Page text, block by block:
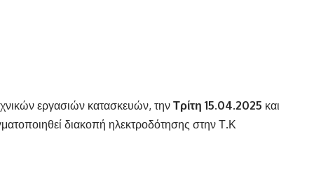
εργασιών κατασκευών, την Τρίτη 15.04.2025 και
διακοπή ηλεκτροδότησης στην Τ.Κ